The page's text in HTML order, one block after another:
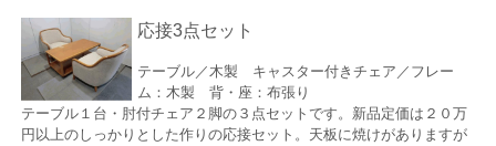
応接3点セット
テーブル／木製 キャスター付きチェア／フレー
ム：木製 背・座：布張り
テーブル１台・肘付チェア２脚の３点セットです。新品定価は２０万
円以上のしっかりとした作りの応接セット。天板に焼けがありますが